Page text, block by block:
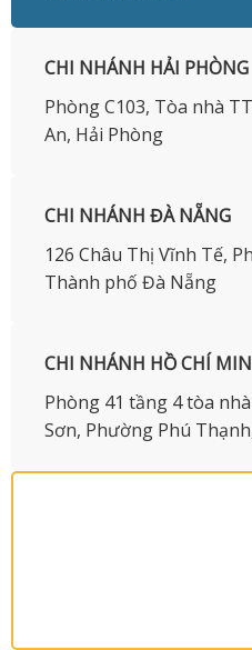
CHI NHÁNH HẢI PHÒNG
Phòng C103, Tòa nhà
An, Hải Phòng
CHI NHÁNH ĐÀ NẴNG
126 Châu Thị Vĩnh Tế,
Thành phố Đà Nẵng
CHI NHÁNH HỒ CHÍ
Phòng 41 tầng 4 tòa
Sơn, Phường Phú